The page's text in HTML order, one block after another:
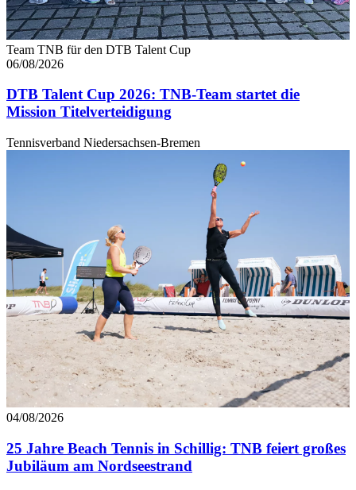
Team TNB für den DTB Talent Cup
06/08/2026
DTB Talent Cup 2026: TNB-Team startet die
Mission Titelverteidigung
Tennisverband Niedersachsen-Bremen
04/08/2026
25 Jahre Beach Tennis in Schillig: TNB feiert großes
Jubiläum am Nordseestrand